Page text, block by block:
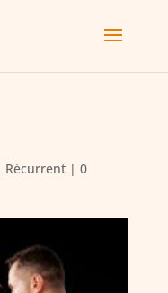
Récurrent| 0